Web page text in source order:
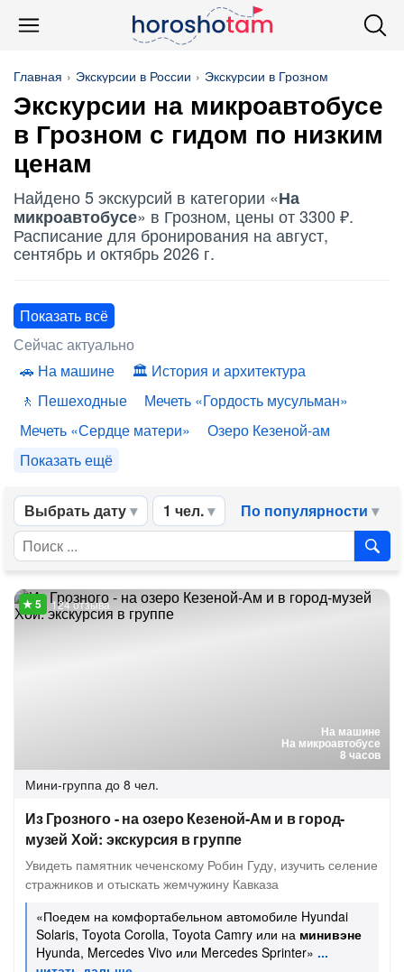
Главная Экскурсии в России Экскурсии в Грозном
Экскурсии на микроавтобусе
в Грозном с гидом по низким
ценам
Найдено 5 экскурсий в категории «На
микроавтобусе» в Грозном, цены от 3300 ₽.
Расписание для бронирования на август,
сентябрь и октябрь 2026 г.
Показать всё
Сейчас актуально
На машине
История и архитектура
Пешеходные
Мечеть «Гордость мусульман»
Мечеть «Сердце матери»
Озеро Кезеной-ам
Показать ещё
Выбрать дату 1 чел. По популярности
На машине
На микроавтобусе
8 часов
124 отзыва
Мини-группа до 8 чел.
Из Грозного - на озеро Кезеной-Ам и в город-
музей Хой: экскурсия в группе
Увидеть памятник чеченскому Робин Гуду, изучить селение
стражников и отыскать жемчужину Кавказа
«Поедем на комфортабельном автомобиле Hyundai
Solaris, Toyota Corolla, Toyota Camry или на минивэне
Hyunda, Mercedes Vivo или Mercedes Sprinter»